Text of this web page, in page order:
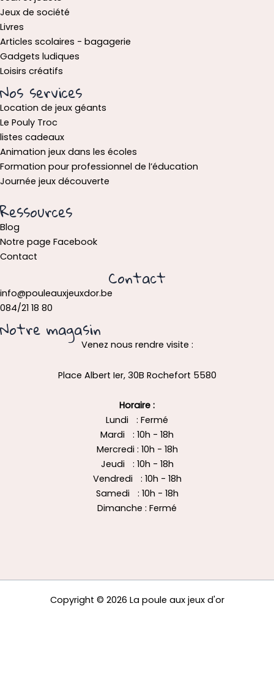
Jeux de société
Livres
Articles scolaires - bagagerie
Gadgets ludiques
Loisirs créatifs
Nos services
Location de jeux géants
Le Pouly Troc
listes cadeaux
Animation jeux dans les écoles
Formation pour professionnel de l’éducation
Journée jeux découverte
Ressources
Blog
Notre page Facebook
Contact
Contact
info@pouleauxjeuxdor.be
084/21 18 80
Notre magasin
Venez nous rendre visite :
Place Albert Ier, 30B Rochefort 5580
Horaire :
Lundi : Fermé
Mardi : 10h - 18h
Mercredi : 10h - 18h
Jeudi : 10h - 18h
Vendredi : 10h - 18h
Samedi : 10h - 18h
Dimanche : Fermé
Copyright © 2026 La poule aux jeux d'or